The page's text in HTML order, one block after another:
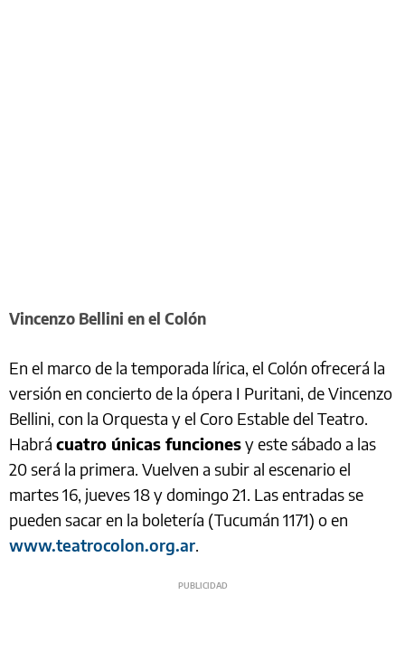
Vincenzo Bellini en el Colón
En el marco de la temporada lírica, el Colón ofrecerá la
versión en concierto de la ópera I Puritani, de Vincenzo
Bellini, con la Orquesta y el Coro Estable del Teatro.
Habrá cuatro únicas funcionesy este sábado a las
20 será la primera. Vuelven a subir al escenario el
martes 16, jueves 18 y domingo 21. Las entradas se
pueden sacar en la boletería (Tucumán 1171) o en
www.teatrocolon.org.ar.